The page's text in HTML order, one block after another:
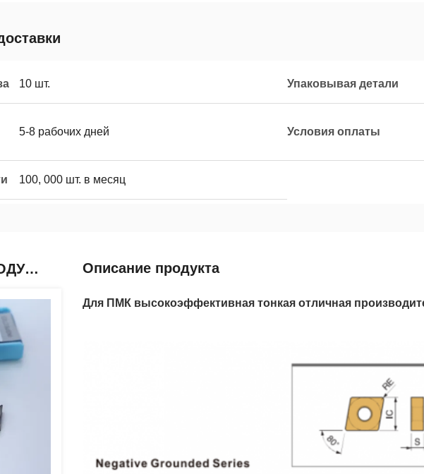
10 шт. Упаковывая детали
5-8 рабочих дней Условия оплаты
100, 000 шт. в месяц
СОБЩЕННЫЕ ПРОДУКТЫ Описание продукта
Для ПМК высокоэффективная тонкая отличная